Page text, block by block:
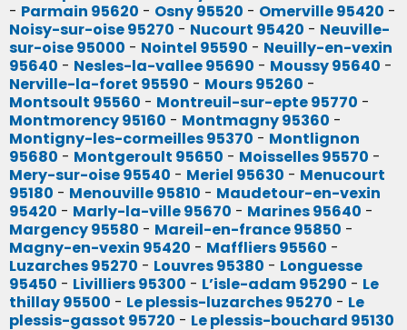
- Parmain 95620 - Osny 95520 - Omerville 95420 -
Noisy-sur-oise 95270 - Nucourt 95420 - Neuville-
sur-oise 95000 - Nointel 95590 - Neuilly-en-vexin
95640 - Nesles-la-vallee 95690 - Moussy 95640 -
Nerville-la-foret 95590 - Mours 95260 -
Montsoult 95560 - Montreuil-sur-epte 95770 -
Montmorency 95160 - Montmagny 95360 -
Montigny-les-cormeilles 95370 - Montlignon
95680 - Montgeroult 95650 - Moisselles 95570 -
Mery-sur-oise 95540 - Meriel 95630 - Menucourt
95180 - Menouville 95810 - Maudetour-en-vexin
95420 - Marly-la-ville 95670 - Marines 95640 -
Margency 95580 - Mareil-en-france 95850 -
Magny-en-vexin 95420 - Maffliers 95560 -
Luzarches 95270 - Louvres 95380 - Longuesse
95450 - Livilliers 95300 - L’isle-adam 95290 - Le
thillay 95500 - Le plessis-luzarches 95270 - Le
plessis-gassot 95720 - Le plessis-bouchard 95130